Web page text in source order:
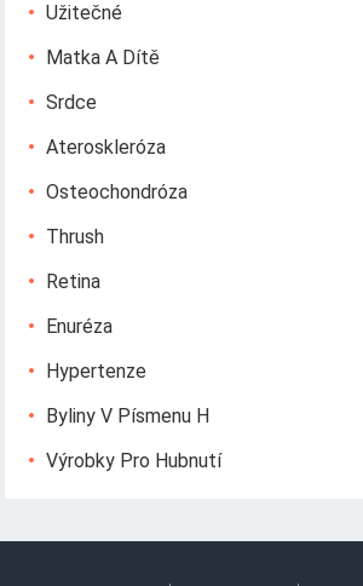
Užitečné
Matka A Dítě
Srdce
Ateroskleróza
Osteochondróza
Thrush
Retina
Enuréza
Hypertenze
Byliny V Písmenu H
Výrobky Pro Hubnutí